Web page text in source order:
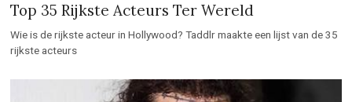
Top 35 Rijkste Acteurs Ter Wereld
Wie is de rijkste acteur in Hollywood? Taddlr maakte een lijst van de 35
rijkste acteurs